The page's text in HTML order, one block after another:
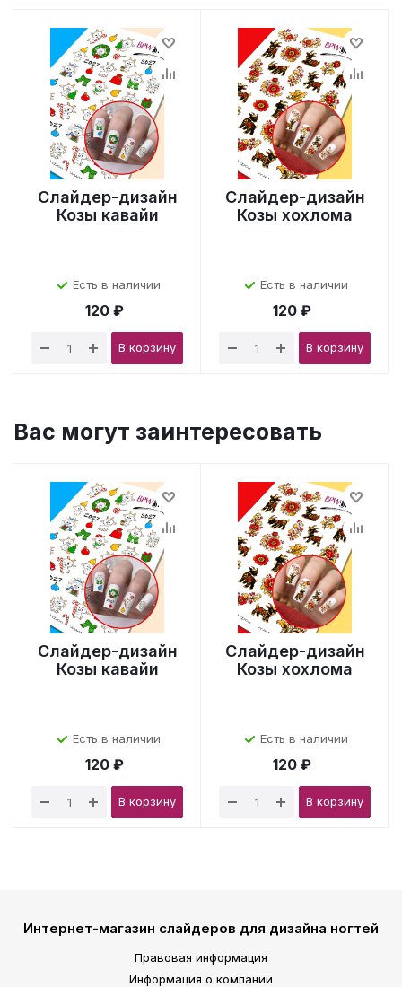
Слайдер-дизайн
Козы кавайи
Есть в наличии
120 ₽
В корзину
Слайдер-дизайн
Козы хохлома
Есть в наличии
120 ₽
В корзину
Вас могут заинтересовать
Слайдер-дизайн
Козы кавайи
Есть в наличии
120 ₽
В корзину
Слайдер-дизайн
Козы хохлома
Есть в наличии
120 ₽
В корзину
Интернет-магазин слайдеров для дизайна ногтей
Правовая информация
Информация о компании